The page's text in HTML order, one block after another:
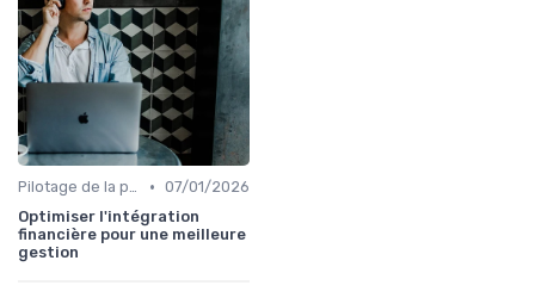
Pilotage de la performance globale • 07/01/2026
Optimiser l'intégration
financière pour une meilleure
gestion